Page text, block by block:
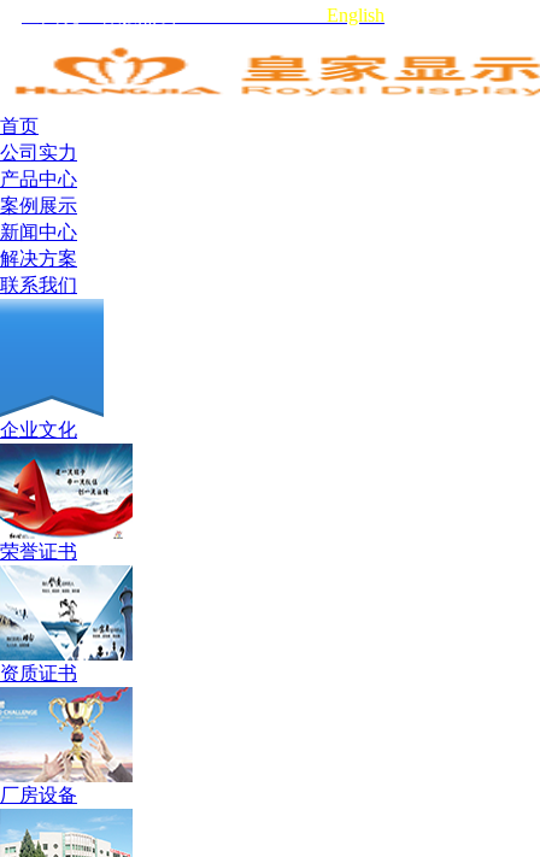
English
首页
公司实力
产品中心
案例展示
新闻中心
解决方案
联系我们
企业文化
荣誉证书
资质证书
厂房设备